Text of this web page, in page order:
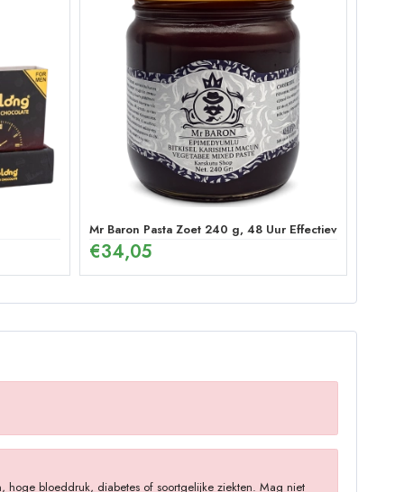
Mr Baron Pasta Zoet 240 g, 48 Uur Effectieve Ginseng
€34,05
hoge bloeddruk, diabetes of soortgelijke ziekten. Mag niet